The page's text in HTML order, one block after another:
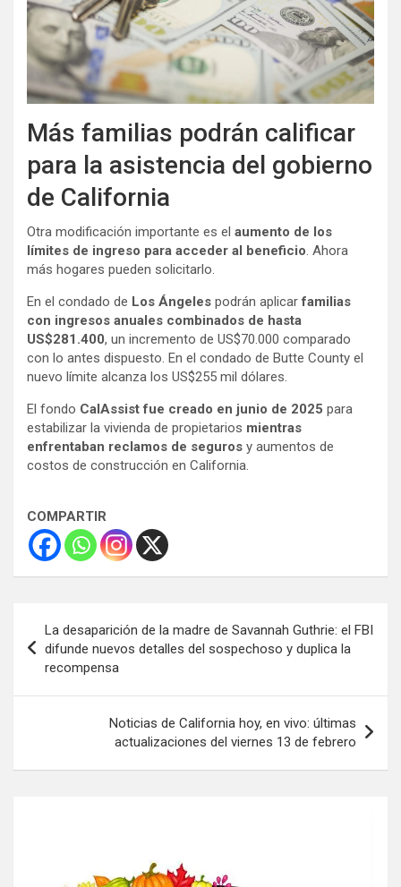
Más familias podrán calificar
para la asistencia del gobierno
de California
Otra modificación importante es el aumento de los
límites de ingreso para acceder al beneficio . Ahora
más hogares pueden solicitarlo.
En el condado de Los Ángeles podrán aplicarfamilias
con ingresos anuales combinados de hasta
US$281.400, un incremento de US$70.000 comparado
con lo antes dispuesto. En el condado de Butte County el
nuevo límite alcanza los US$255 mil dólares.
El fondo CalAssist fue creado en junio de 2025 para
estabilizar la vivienda de propietarios mientras
enfrentaban reclamos de seguros y aumentos de
costos de construcción en California.
COMPARTIR
de
entradas
La desaparición de la madre de Savannah Guthrie: el FBI
difunde nuevos detalles del sospechoso y duplica la
recompensa
Noticias de California hoy, en vivo: últimas
actualizaciones del viernes 13 de febrero